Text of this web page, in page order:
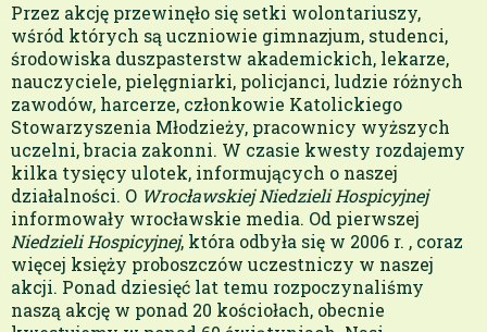
Przez akcję przewinęło się setki wolontariuszy,
wśród których są uczniowie gimnazjum, studenci,
środowiska duszpasterstw akademickich, lekarze,
nauczyciele, pielęgniarki, policjanci, ludzie różnych
zawodów, harcerze, członkowie Katolickiego
Stowarzyszenia Młodzieży, pracownicy wyższych
uczelni, bracia zakonni. W czasie kwesty rozdajemy
kilka tysięcy ulotek, informujących o naszej
działalności. O Wrocławskiej Niedzieli Hospicyjnej
informowały wrocławskie media. Od pierwszej
Niedzieli Hospicyjnej, która odbyła się w 2006 r. , coraz
więcej księży proboszczów uczestniczy w naszej
akcji. Ponad dziesięć lat temu rozpoczynaliśmy
naszą akcję w ponad 20 kościołach, obecnie